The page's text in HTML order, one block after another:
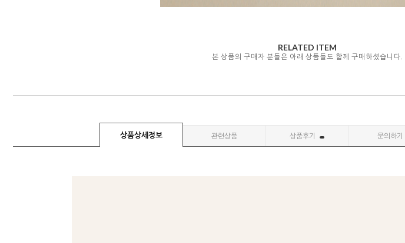
RELATED ITEM
본 상품의 구매자 분들은 아래 상품들도 함께 구매하셨습니다.
상품상세정보 관련상품 상품후기 문의하기